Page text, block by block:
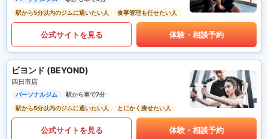
駅から5分以内のジムに通いたい人
食事管理も任せたい人
公式サイトを見る 体験・相談予約
ビヨンド (BEYOND)
四日市店
パーソナルジム
駅から車で7分
駅から5分以内のジムに通いたい人
とにかく痩せたい人
公式サイトを見る 体験・相談予約